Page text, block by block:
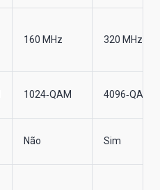
160 MHz 320 MHz
1024‑QAM 4096‑QAM
Não Sim